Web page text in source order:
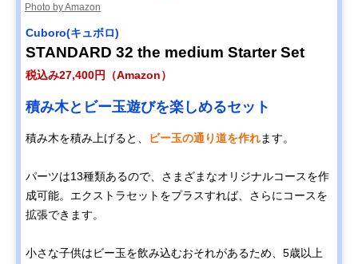
Photo by Amazon
Cuboro(キュボロ)
STANDARD 32 the medium Starter Set
税込み27,400円（Amazon）
積み木とビー玉遊びを楽しめるセット
積み木を積み上げると、 ビー玉の通り道を作れます。
パーツは13種類あるので、さまざまなオリジナルコースを作
成可能。エクストラセットをプラスすれば、さらにコースを
拡張できます。
小さな子供はビー玉を飲み込むおそれがあるため、5歳以上